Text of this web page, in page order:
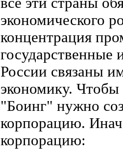
экономического
концентрация
государственные
России связаны
экономику. Чтобы
"Боинг" нужно
корпорацию.
корпорацию: